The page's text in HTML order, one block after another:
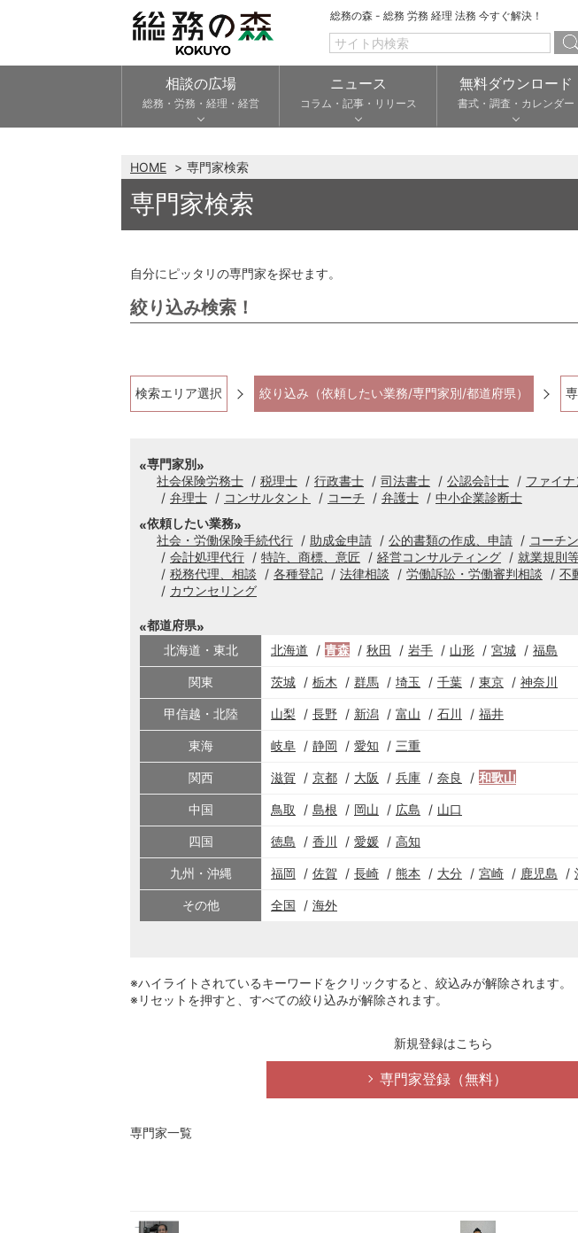
総務の森 - 総務 労務 経理 法務 今すぐ解決！
相談の広場
総務・労務・経理・経営
ニュース
コラム・記事・リリース
無料ダウンロード
書式・調査・カレンダー
HOME 専門家検索
専門家検索
自分にピッタリの専門家を探せます。
絞り込み検索！
検索エリア選択 絞り込み（依頼したい業務/専門家別/都道府県）
専門家別
社会保険労務士
税理士 行政書士 司法書士 公認会計士
ファイ
弁理士
コンサルタント コーチ 弁護士
中小企業診断士
依頼したい業務
社会・労働保険手続代行
助成金申請 公的書類の作成、申請 コーチ
会計処理代行
特許、商標、意匠 経営コンサルティング
就業規則
税務代理、相談
各種登記 法律相談 労働訴訟・労働審判相談 不
カウンセリング
都道府県
北海道・東北
北海道 青森 秋田 岩手 山形 宮城 福島
関東 茨城 栃木 群馬 埼玉 千葉 東京 神奈川
甲信越・北陸 山梨 長野 新潟 富山 石川 福井
東海 岐阜 静岡 愛知 三重
関西 滋賀 京都 大阪 兵庫 奈良 和歌山
中国 鳥取 島根 岡山 広島 山口
四国 徳島 香川 愛媛 高知
九州・沖縄 福岡 佐賀 長崎 熊本 大分 宮崎 鹿児島
その他 全国 海外
※ハイライトされているキーワードをクリックすると、絞込みが解除されます。
※リセットを押すと、すべての絞り込みが解除されます。
新規登録はこちら
専門家登録（無料）
専門家一覧